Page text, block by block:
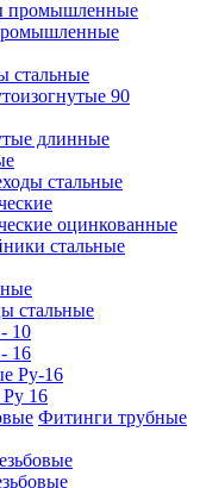
стальные
90
длинные
стальные
оцинкованные
стальные
стальные
10
16
Ру-16
16
Фитинги трубные